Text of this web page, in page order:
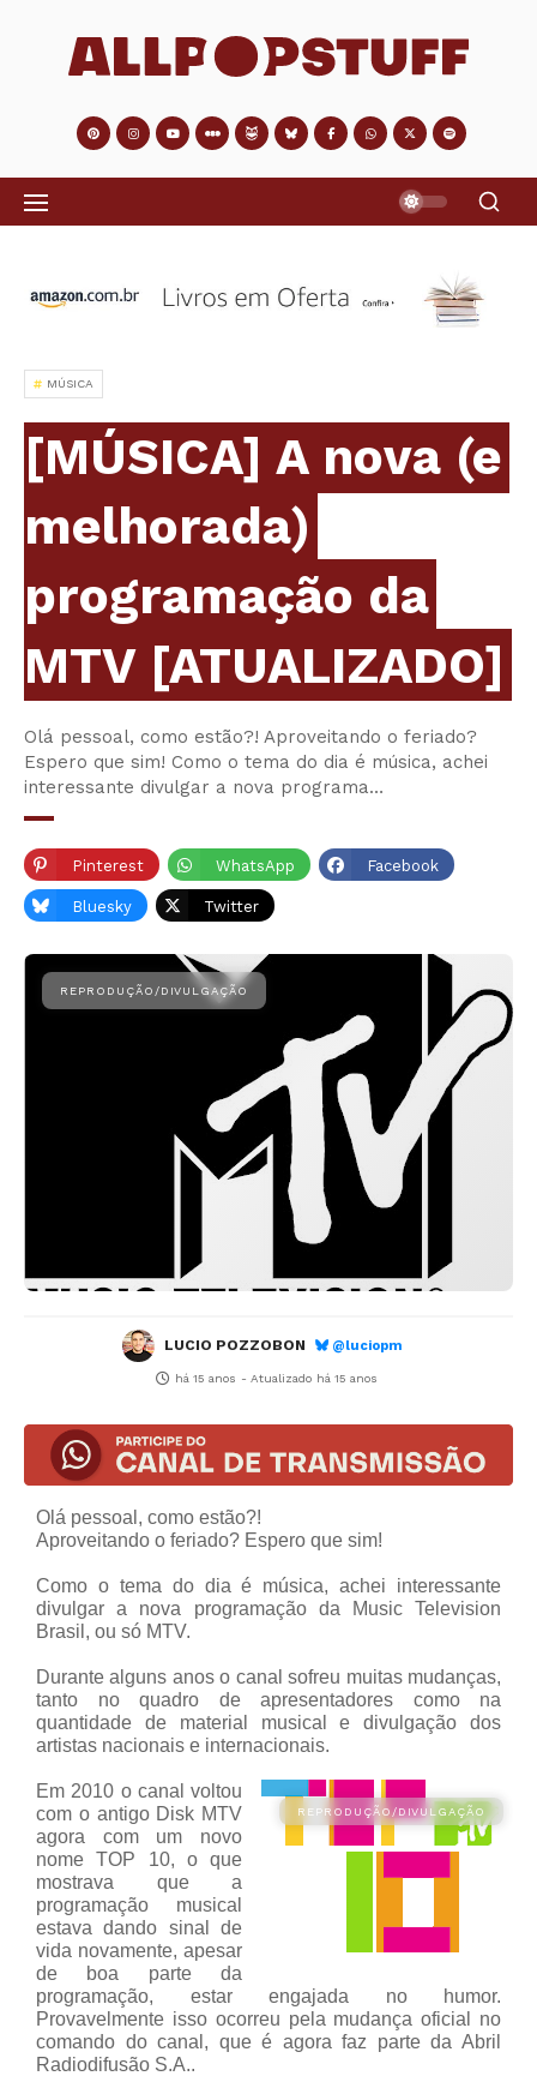
MÚSICA
[MÚSICA] A nova (e
melhorada)
programação da
MTV [ATUALIZADO]
Olá pessoal, como estão?! Aproveitando o feriado?
Espero que sim! Como o tema do dia é música, achei
interessante divulgar a nova programa…
Pinterest WhatsApp Facebook
Bluesky Twitter
LUCIO POZZOBON @luciopm
há 15 anos - Atualizado há 15 anos
Olá pessoal, como estão?!
Aproveitando o feriado? Espero que sim!
Como o tema do dia é música, achei interessante
divulgar a nova programação da Music Television
Brasil, ou só MTV.
Durante alguns anos o canal sofreu muitas mudanças,
tanto no quadro de apresentadores como na
quantidade de material musical e divulgação dos
artistas nacionais e internacionais.
Em 2010 o canal voltou
com o antigo Disk MTV
agora com um novo
nome TOP 10, o que
mostrava que a
programação musical
estava dando sinal de
vida novamente, apesar
de boa parte da
programação, estar engajada no humor.
Provavelmente isso ocorreu pela mudança oficial no
comando do canal, que é agora faz parte da Abril
Radiodifusão S.A..